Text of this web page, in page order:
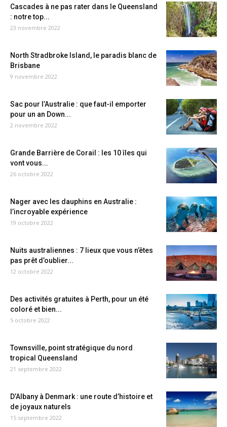
Cascades à ne pas rater dans le Queensland
: notre top...
23 novembre 2022
North Stradbroke Island, le paradis blanc de
Brisbane
9 novembre 2022
Sac pour l’Australie : que faut-il emporter
pour un an Down...
2 novembre 2022
Grande Barrière de Corail : les 10 îles qui
vont vous...
26 octobre 2022
Nager avec les dauphins en Australie :
l’incroyable expérience
19 octobre 2022
Nuits australiennes : 7 lieux que vous n’êtes
pas prêt d’oublier...
12 octobre 2022
Des activités gratuites à Perth, pour un été
coloré et bien...
5 octobre 2022
Townsville, point stratégique du nord
tropical Queensland
21 septembre 2022
D’Albany à Denmark : une route d’histoire et
de joyaux naturels
15 septembre 2022